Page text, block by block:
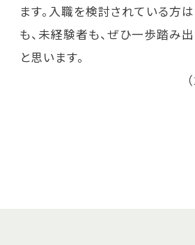
ます。入職を検討されている方
も、未経験者も、ぜひ一歩踏み
と思います。